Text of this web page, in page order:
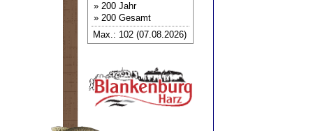
» 200 Jahr
» 200 Gesamt
Max.: 102 (07.08.2026)